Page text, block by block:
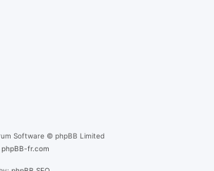
Software © phpBB Limited
phpBB-fr.com